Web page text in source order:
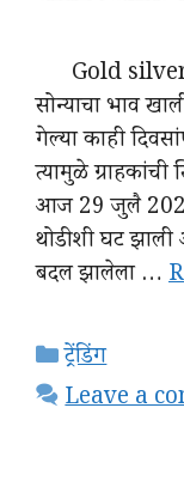
Gold silver
सोन्याचा भाव
गेल्या काही
त्यामुळे ग्राहकांची
आज 29 जुलै 2025
थोडीशी घट झाली
बदल झालेला …
Categories
ट्रेंडिंग
Leave a